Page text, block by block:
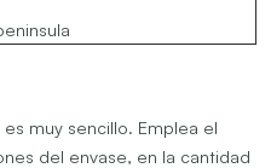
muy sencillo. Emplea el
del envase, en la cantidad